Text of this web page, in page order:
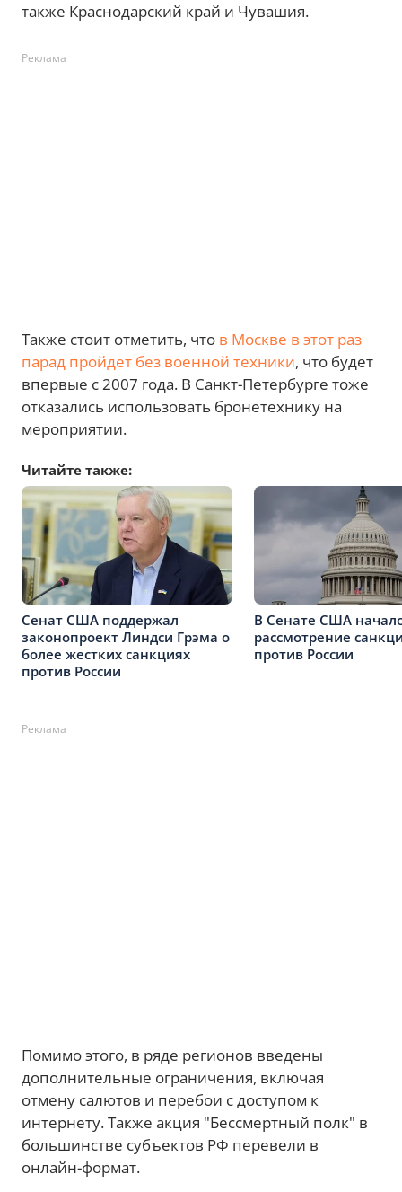
также Краснодарский край и Чувашия.
Реклама
Также стоит отметить, что в Москве в этот раз
парад пройдет без военной техники, что будет
впервые с 2007 года. В Санкт-Петербурге тоже
отказались использовать бронетехнику на
мероприятии.
Читайте также:
Сенат США поддержал
законопроект Линдси Грэма о
более жестких санкциях
против России
В Сенате США
рассмотрение
против России
Реклама
Помимо этого, в ряде регионов введены
дополнительные ограничения, включая
отмену салютов и перебои с доступом к
интернету. Также акция "Бессмертный полк" в
большинстве субъектов РФ перевели в
онлайн-формат.